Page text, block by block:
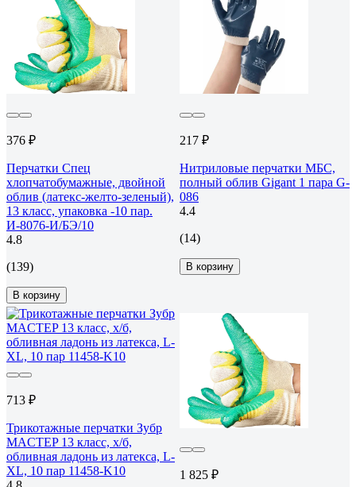
376 ₽
Перчатки Спец
хлопчатобумажные, двойной
облив (латекс-желто-зеленый),
13 класс, упаковка -10 пар.
И-8076-И/БЭ/10
4.8
(139)
В корзину
217 ₽
Нитриловые перчатки МБС,
полный облив Gigant 1 пара G-
086
4.4
(14)
В корзину
713 ₽
Трикотажные перчатки Зубр
МAСTEP 13 класс, х/б,
обливная ладонь из латекса, L-
XL, 10 пар 11458-K10
1 825 ₽